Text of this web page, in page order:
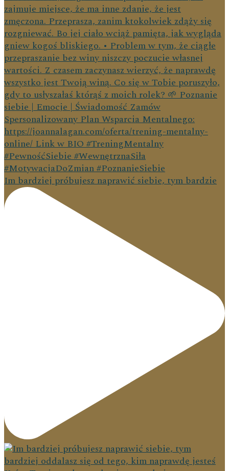
Im bardziej próbujesz naprawić siebie, tym bardzie